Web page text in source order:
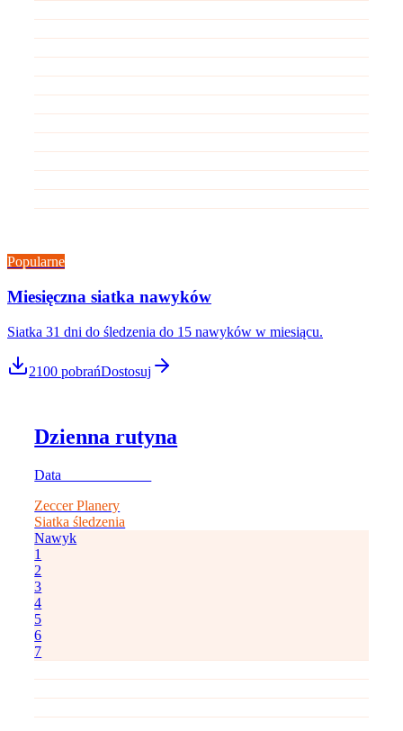
Popularne
Miesięczna siatka nawyków
Siatka 31 dni do śledzenia do 15 nawyków w miesiącu.
2100 pobrańDostosuj
Dzienna rutyna
Data ____________
Zeccer Planery
Siatka śledzenia
Nawyk
1
2
3
4
5
6
7